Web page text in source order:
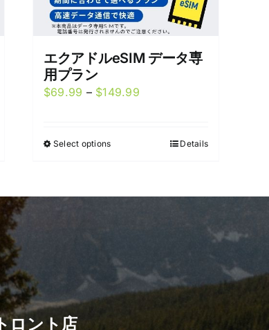
エクアドルeSIM データ専
用プラン
$69.99 – $149.99Price
through
Select optionsThis
options
may
be
Details
ロント店